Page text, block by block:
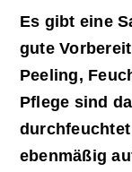
Es gibt eine
gute
Peeling,
Pflege sind
ebenmäßig